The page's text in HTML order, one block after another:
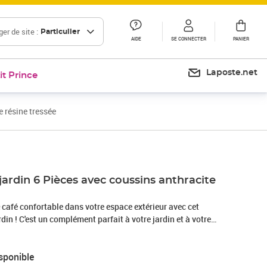
de site : Particulier
AIDE SE CONNECTER PANIER
Prince Laposte.net
résine tressée
6 Pièces avec coussins anthracite
confortable dans votre espace extérieur avec cet
! C'est un complément parfait à votre jardin et à votre
durable ! Matériau résistant aux intempéries : le poly
de temps. Il est plus économique que d'autres matériaux,